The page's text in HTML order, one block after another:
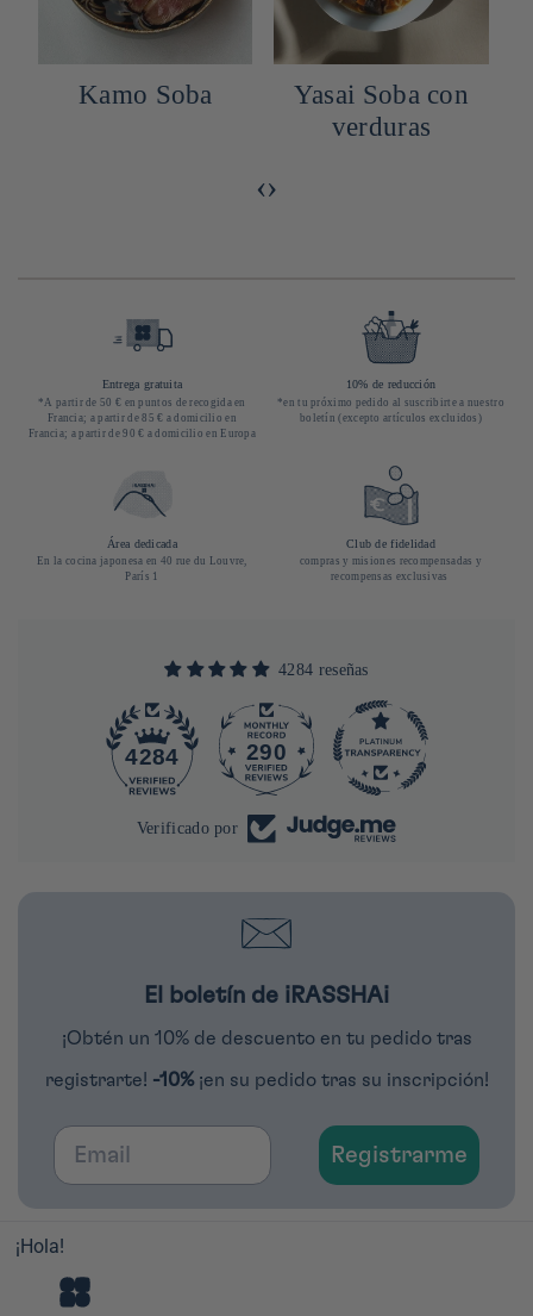
Kamo Soba
Yasai Soba con
verduras
‹›
Entrega gratuita
*A partir de 50 € en puntos de recogida en
Francia; a partir de 85 € a domicilio en
Francia; a partir de 90 € a domicilio en Europa
10% de reducción
*en tu próximo pedido al suscribirte a nuestro
boletín (excepto artículos excluidos)
Área dedicada
En la cocina japonesa en 40 rue du Louvre,
París 1
Club de fidelidad
compras y misiones recompensadas y
recompensas exclusivas
4284 reseñas
290
Verificado por
El boletín de iRASSHAi
¡Obtén un 10% de descuento en tu pedido tras
registrarte! -10% ¡en su pedido tras su inscripción!
Email
Registrarme
¡Hola!